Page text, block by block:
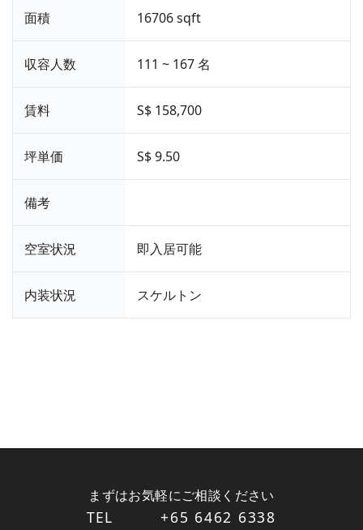
面積 16706 sqft
収容人数 111 ~ 167 名
賃料 S$ 158,700
坪単価 S$ 9.50
備考
空室状況 即入居可能
内装状況 スケルトン
まずはお気軽にご相談ください
TEL
+65 6462 6338